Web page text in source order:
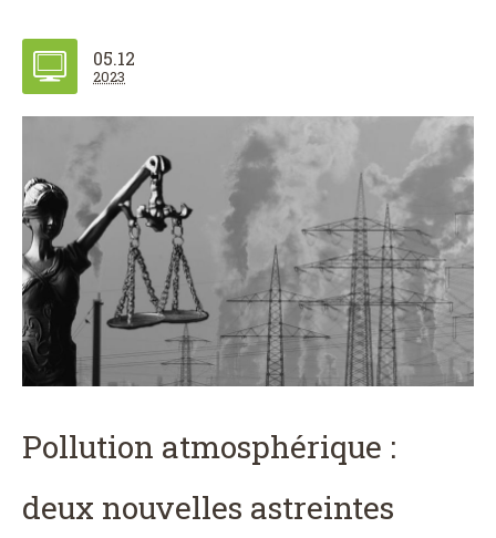
05.12
2023
Pollution atmosphérique :
deux nouvelles astreintes